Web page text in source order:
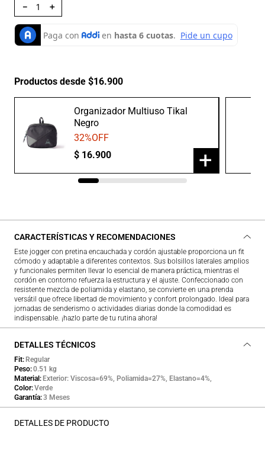
＋
－
Productos desde $16.900
Organizador Multiuso Tikal
Negro
32%OFF
$ 16.900 +
CARACTERÍSTICAS Y RECOMENDACIONES
Este jogger con pretina encauchada y cordón ajustable proporciona un fit
cómodo y adaptable a diferentes contextos. Sus bolsillos laterales amplios
y funcionales permiten llevar lo esencial de manera práctica, mientras el
cordón en contorno refuerza la estructura y el ajuste. Confeccionado con
resistente mezcla de poliamida y elastano, se convierte en una prenda
versátil que ofrece libertad de movimiento y confort prolongado. Ideal para
jornadas de senderismo o actividades diarias donde la comodidad es
indispensable. ¡hazlo parte de tu rutina ahora!
DETALLES TÉCNICOS
Fit Regular
Peso 0.51 kg
Material
Exterior: Viscosa=69%, Poliamida=27%, Elastano=4%,
Color Verde
Garantía 3 Meses
DETALLES DE PRODUCTO